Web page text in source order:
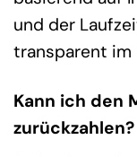
und der
transparent
Kann ich den
zurückzahlen?